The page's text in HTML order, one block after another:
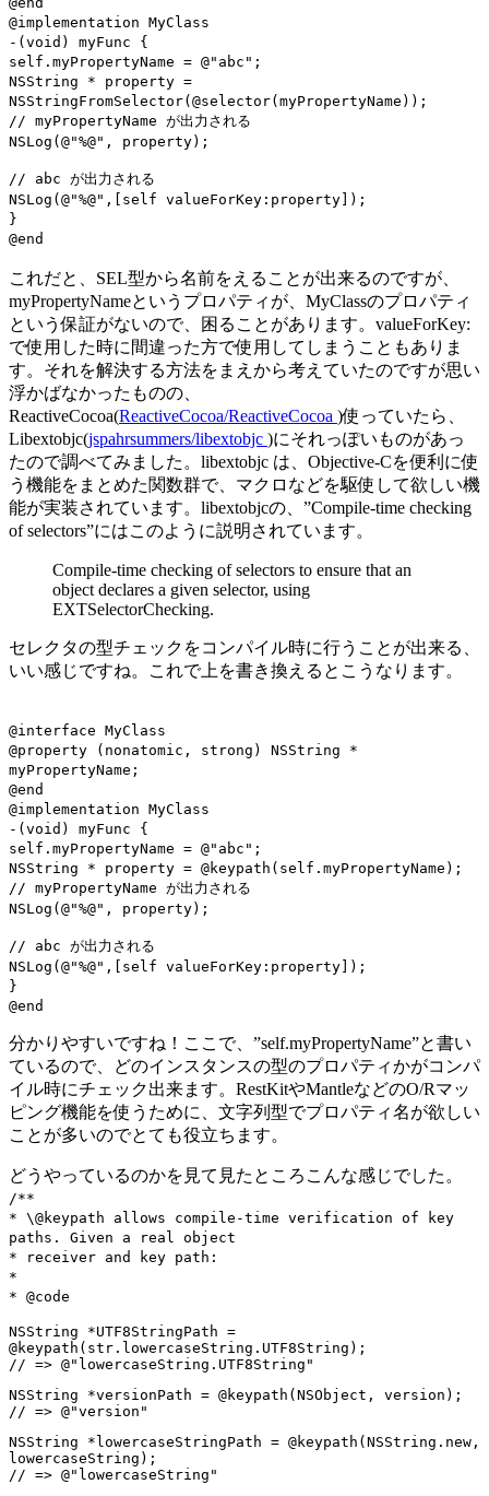
パ
作
る
に
@implementation MyClass
-(void) myFunc {
self.myPropertyName = @"abc";
NSString * property =
NSStringFromSelector(@selector(myPropertyName));
// myPropertyName が出力される
NSLog(@"%@", property);
// abc が出力される
NSLog(@"%@",[self valueForKey:property]);
}
@end
これだと、SEL型から名前をえることが出来るのですが、
myPropertyNameというプロパティが、MyClassのプロパティ
という保証がないので、困ることがあります。valueForKey:
で使用した時に間違った方で使用してしまうこともありま
す。それを解決する方法をまえから考えていたのですが思い
浮かばなかったものの、
ReactiveCocoa(ReactiveCocoa/ReactiveCocoa )使っていたら、
Libextobjc(jspahrsummers/libextobjc )にそれっぽいものがあっ
たので調べてみました。libextobjc は、Objective-Cを便利に使
う機能をまとめた関数群で、マクロなどを駆使して欲しい機
能が実装されています。libextobjcの、”Compile-time checking
of selectors”にはこのように説明されています。
Compile-time checking of selectors to ensure that an
object declares a given selector, using
EXTSelectorChecking.
セレクタの型チェックをコンパイル時に行うことが出来る、
いい感じですね。これで上を書き換えるとこうなります。
@interface MyClass
@property (nonatomic, strong) NSString *
myPropertyName;
@end
@implementation MyClass
-(void) myFunc {
self.myPropertyName = @"abc";
NSString * property = @keypath(self.myPropertyName);
// myPropertyName が出力される
NSLog(@"%@", property);
// abc が出力される
NSLog(@"%@",[self valueForKey:property]);
}
@end
分かりやすいですね！ここで、”self.myPropertyName”と書い
ているので、どのインスタンスの型のプロパティかがコンパ
イル時にチェック出来ます。RestKitやMantleなどのO/Rマッ
ピング機能を使うために、文字列型でプロパティ名が欲しい
ことが多いのでとても役立ちます。
どうやっているのかを見て見たところこんな感じでした。
/**
* \@keypath allows compile-time verification of key
paths. Given a real object
* receiver and key path:
*
* @code
NSString *UTF8StringPath =
@keypath(str.lowercaseString.UTF8String);
// => @"lowercaseString.UTF8String"
NSString *versionPath = @keypath(NSObject, version);
// => @"version"
NSString *lowercaseStringPath = @keypath(NSString.new,
lowercaseString);
// => @"lowercaseString"